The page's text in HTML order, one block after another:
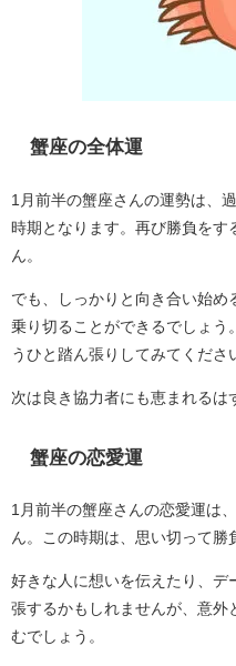
蟹座の全体運
1月前半の蟹座さんの運勢は、
時期となります。再び勝負をす
ん。
でも、しっかりと向き合い始
乗り切ることができるでしょう
うひと踏ん張りしてみてくださ
次は良き協力者にも恵まれるは
蟹座の恋愛運
1月前半の蟹座さんの恋愛運は
ん。この時期は、思い切って勝
好きな人に想いを伝えたり、デ
張するかもしれませんが、意外
むでしょう。